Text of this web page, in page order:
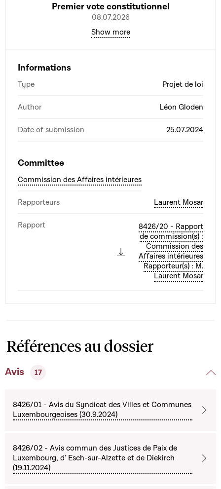
Premier vote constitutionnel
08.07.2026
Show more
Informations
Type Projet de loi
Author Léon Gloden
Date of submission 25.07.2024
Committee
Commission des Affaires intérieures
Rapporteurs Laurent Mosar
Rapport
8426/20 - Rapport
de commission(s) :
Commission des
Affaires intérieures
Rapporteur(s) : M.
Laurent Mosar
Références au dossier
Avis 17
8426/01 - Avis du Syndicat des Villes et Communes
Luxembourgeoises (30.9.2024)
8426/02 - Avis commun des Justices de Paix de
Luxembourg, d' Esch-sur-Alzette et de Diekirch
(19.11.2024)